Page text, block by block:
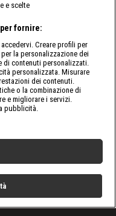
e scelte
fornire:
Creare profili per
la personalizzazione dei
di contenuti personalizzati.
personalizzata. Misurare
dei contenuti.
o la combinazione di
e migliorare i servizi.
pubblicità.